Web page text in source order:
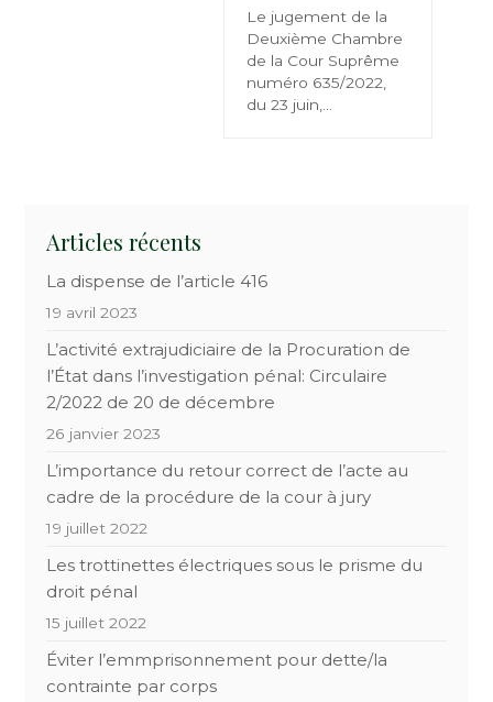
Le jugement de la
Deuxième Chambre
de la Cour Suprême
numéro 635/2022,
du 23 juin,…
Articles récents
La dispense de l’article 416
19 avril 2023
L’activité extrajudiciaire de la Procuration de
l’État dans l’investigation pénal: Circulaire
2/2022 de 20 de décembre
26 janvier 2023
L’importance du retour correct de l’acte au
cadre de la procédure de la cour à jury
19 juillet 2022
Les trottinettes électriques sous le prisme du
droit pénal
15 juillet 2022
Éviter l’emmprisonnement pour dette/la
contrainte par corps